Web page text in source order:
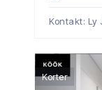
Kontakt: Ly
Korter